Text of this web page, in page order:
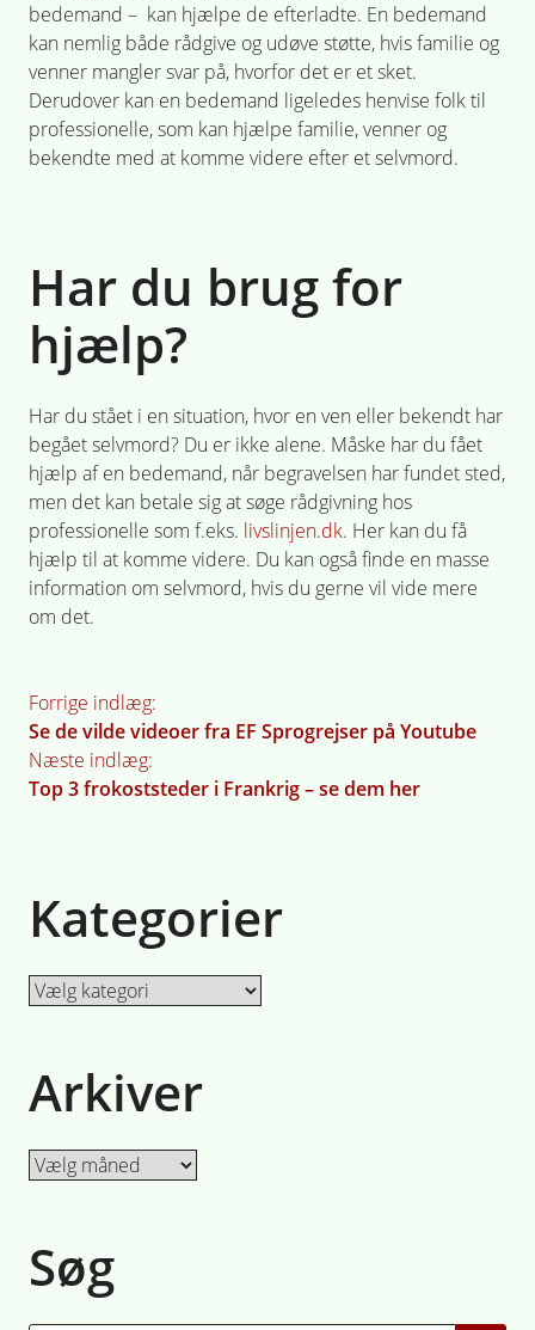
bedemand – kan hjælpe de efterladte. En bedemand
kan nemlig både rådgive og udøve støtte, hvis familie og
venner mangler svar på, hvorfor det er et sket.
Derudover kan en bedemand ligeledes henvise folk til
professionelle, som kan hjælpe familie, venner og
bekendte med at komme videre efter et selvmord.
Har du brug for
hjælp?
Har du stået i en situation, hvor en ven eller bekendt har
begået selvmord? Du er ikke alene. Måske har du fået
hjælp af en bedemand, når begravelsen har fundet sted,
men det kan betale sig at søge rådgivning hos
professionelle som f.eks. livslinjen.dk. Her kan du få
hjælp til at komme videre. Du kan også finde en masse
information om selvmord, hvis du gerne vil vide mere
om det.
Indlægsnavigation
Forrige indlæg:
Se de vilde videoer fra EF Sprogrejser på Youtube
Næste indlæg:
Top 3 frokoststeder i Frankrig – se dem her
Kategorier
Kategorier
Arkiver
Arkiver
Søg